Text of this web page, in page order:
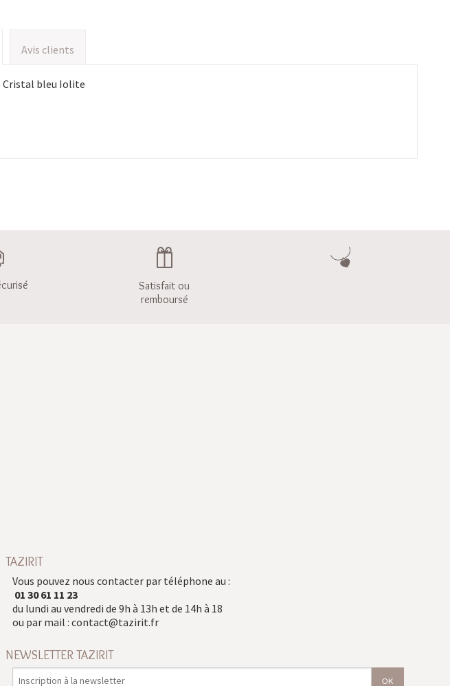
Avis clients
Cristal bleu Iolite
Satisfait ou
remboursé
TAZIRIT
Vous pouvez nous contacter par téléphone au :
01 30 61 11 23
du lundi au vendredi de 9h à 13h et de 14h à 18
ou par mail : contact@tazirit.fr
NEWSLETTER TAZIRIT